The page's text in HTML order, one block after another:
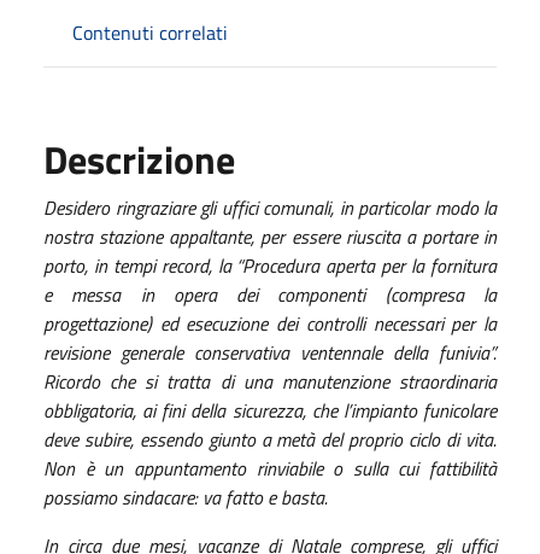
Contenuti correlati
Descrizione
Desidero ringraziare gli uffici comunali, in particolar modo la
nostra stazione appaltante, per essere riuscita a portare in
porto, in tempi record, la “Procedura aperta per la fornitura
e messa in opera dei componenti (compresa la
progettazione) ed esecuzione dei controlli necessari per la
revisione generale conservativa ventennale della funivia”.
Ricordo che si tratta di una manutenzione straordinaria
obbligatoria, ai fini della sicurezza, che l’impianto funicolare
deve subire, essendo giunto a metà del proprio ciclo di vita.
Non è un appuntamento rinviabile o sulla cui fattibilità
possiamo sindacare: va fatto e basta.
In circa due mesi, vacanze di Natale comprese, gli uffici